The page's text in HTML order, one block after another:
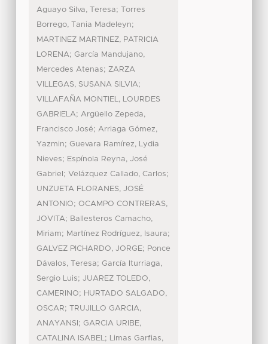
Aguayo Silva, Teresa; Torres
Borrego, Tania Madeleyn;
MARTINEZ MARTINEZ, PATRICIA
LORENA; García Mandujano,
Mercedes Atenas; ZARZA
VILLEGAS, SUSANA SILVIA;
VILLAFAÑA MONTIEL, LOURDES
GABRIELA; Argüello Zepeda,
Francisco José; Arriaga Gómez,
Yazmin; Guevara Ramírez, Lydia
Nieves; Espínola Reyna, José
Gabriel ; Velázquez Callado, Carlos;
UNZUETA FLORANES, JOSÉ
ANTONIO; OCAMPO CONTRERAS,
JOVITA; Ballesteros Camacho,
Miriam; Martínez Rodríguez, Isaura;
GALVEZ PICHARDO, JORGE; Ponce
Dávalos, Teresa; García Iturriaga,
Sergio Luis; JUAREZ TOLEDO,
CAMERINO; HURTADO SALGADO,
OSCAR; TRUJILLO GARCIA,
ANAYANSI ; GARCIA URIBE,
CATALINA ISABEL; Limas Garfias,